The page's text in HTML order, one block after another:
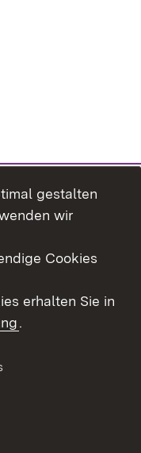
gestalten
wir
Cookies
erhalten Sie in
.